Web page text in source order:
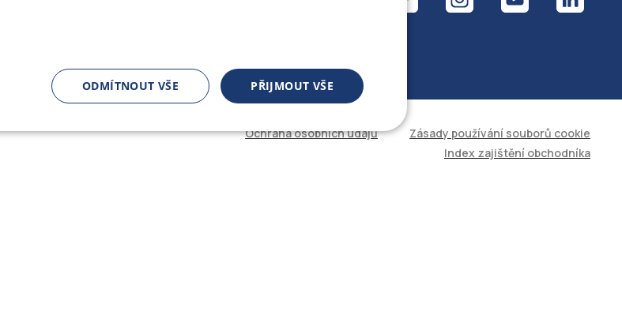
Ochrana osobních údajů
Zásady používání souborů cookie
Index zajištění obchodníka
PŘIJMOUT VŠE
ODMÍTNOUT VŠE
Výkonnostní Cílení souborů